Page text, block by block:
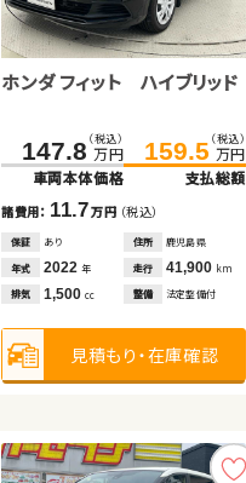
ホンダ フィット ハイブリッド
147.8 （税込）
万円
車両本体価格
159.5 （税込）
万円
支払総額
諸費用： 11.7万円 （税込）
保証 あり 住所
鹿児島県
年式
2022 年 走行 41,900 km
排気
1,500 cc 整備 法定整備付
見積もり・在庫確認
トヨタ ヴォクシー ハイブリッ
ド
425.0（税込）
万円
車両本体価格
434.5
支払総額
諸費用：9.5 万円 （税込）
保証 あり 住所
長野県
年式
2022年 走行 32,300km
排気
1,800cc 整備 法定整備付
スズキ ジムニー
174.0（税込）
万円
車両本体価格
179.7
支払総額
諸費用：5.7 万円 （税込）
保証 あり 住所
岡山県
年式
2018年 走行 44,700km
排気
cc 整備 法定整備付
スズキ ジムニーシエラ
198.8（税込）
万円
車両本体価格
208.1
支払総額
諸費用：9.3 万円 （税込）
保証 あり 住所
福島県
年式
2021年 走行 32,000km
排気
1,500cc 整備 法定整備付